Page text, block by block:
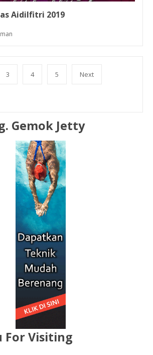
Aidilfitri 2019
3 4 5 Next
Gemok Jetty
For Visiting